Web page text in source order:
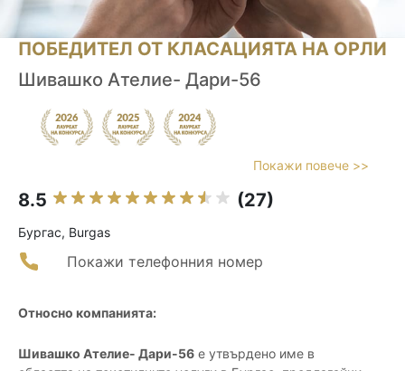
ПОБЕДИТЕЛ ОТ КЛАСАЦИЯТА НА ОРЛИ
Шивашко Ателие- Дари-56
Покажи повече >>
8.5 (27)
Бургас, Burgas
Покажи телефонния номер
Относно компанията:
Шивашко Ателие- Дари-56 е утвърдено име в